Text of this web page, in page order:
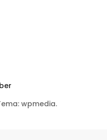
wpmedia.